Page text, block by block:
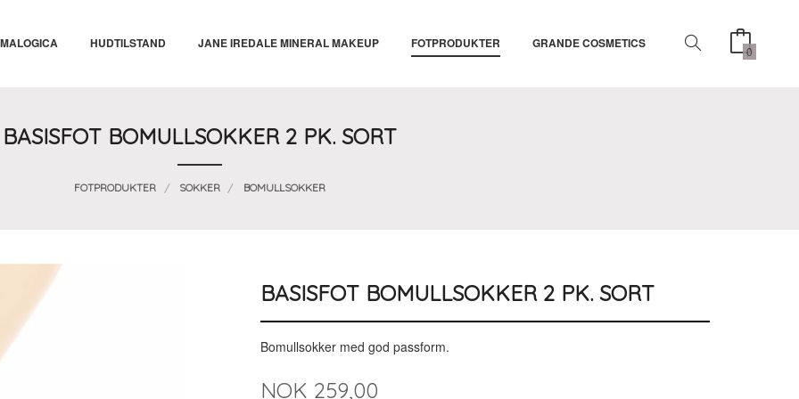
HUDTILSTAND JANE IREDALE MINERAL MAKEUP FOTPRODUKTER GRANDE COSMETICS
0
BASISFOT BOMULLSOKKER 2 PK. SORT
FOTPRODUKTER SOKKER BOMULLSOKKER
BASISFOT BOMULLSOKKER 2 PK. SORT
Bomullsokker med god passform.
Pris
NOK 259,00